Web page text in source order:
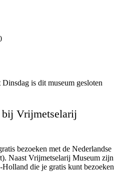
is dit museum gesloten
bij Vrijmetselarij
bezoeken met de Nederlandse
Naast Vrijmetselarij Museum zijn
die je gratis kunt bezoeken